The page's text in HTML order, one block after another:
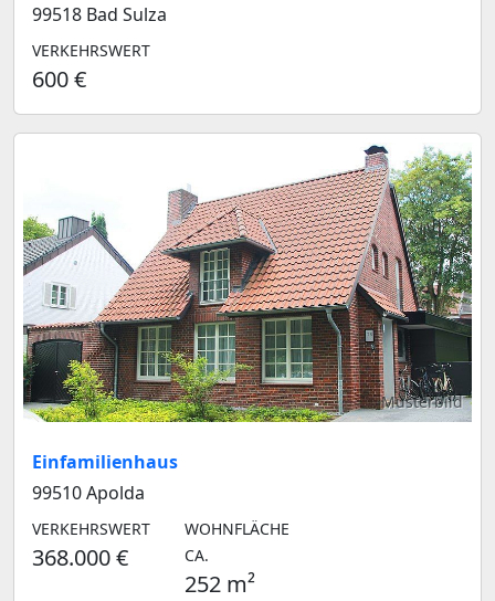
99518 Bad Sulza
VERKEHRSWERT
600 €
Musterbild
Einfamilienhaus
99510 Apolda
VERKEHRSWERT
368.000 €
WOHNFLÄCHE
CA.
252 m²